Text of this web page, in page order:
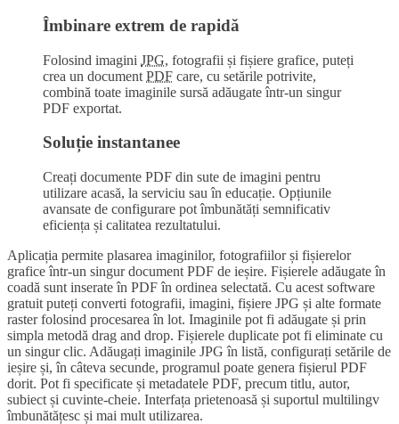
Îmbinare extrem de rapidă
Folosind imagini JPG, fotografii și fișiere grafice, puteți
crea un document PDF care, cu setările potrivite,
combină toate imaginile sursă adăugate într-un singur
PDF exportat.
Soluție instantanee
Creați documente PDF din sute de imagini pentru
utilizare acasă, la serviciu sau în educație. Opțiunile
avansate de configurare pot îmbunătăți semnificativ
eficiența și calitatea rezultatului.
Aplicația permite plasarea imaginilor, fotografiilor și fișierelor
grafice într-un singur document PDF de ieșire. Fișierele adăugate în
coadă sunt inserate în PDF în ordinea selectată. Cu acest software
gratuit puteți converti fotografii, imagini, fișiere JPG și alte formate
raster folosind procesarea în lot. Imaginile pot fi adăugate și prin
simpla metodă drag and drop. Fișierele duplicate pot fi eliminate cu
un singur clic. Adăugați imaginile JPG în listă, configurați setările de
ieșire și, în câteva secunde, programul poate genera fișierul PDF
dorit. Pot fi specificate și metadatele PDF, precum titlu, autor,
subiect și cuvinte-cheie. Interfața prietenoasă și suportul multilingv
îmbunătățesc și mai mult utilizarea.